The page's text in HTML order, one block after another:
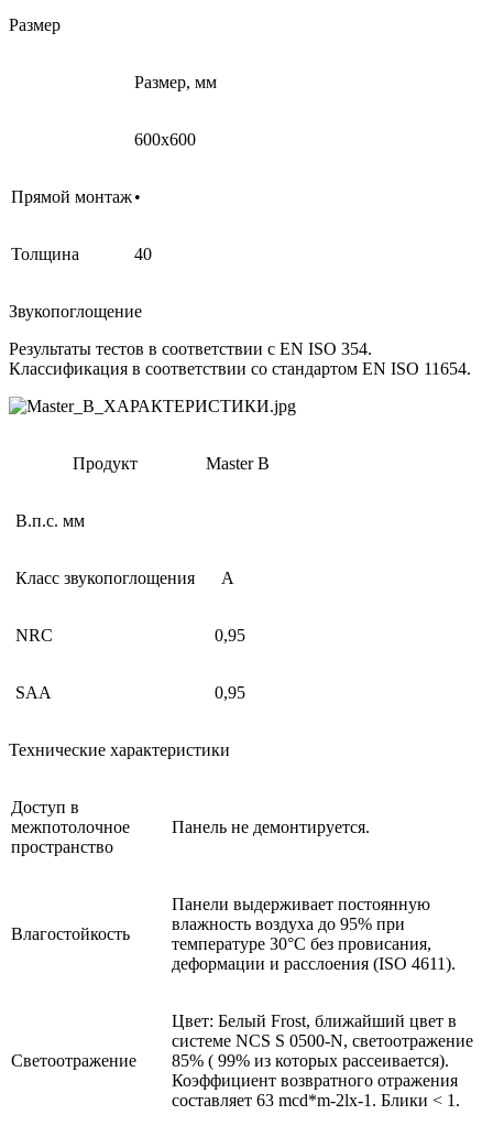
Размер
Размер, мм
600x600
Прямой монтаж•
Толщина 40
Звукопоглощение
Результаты тестов в соответствии с EN ISO 354.
Классификация в соответствии со стандартом EN ISO 11654.
Продукт Master B
В.п.с. мм
Класс звукопоглощения A
NRC 0,95
SAA 0,95
Технические характеристики
Доступ в
межпотолочное
пространство
Панель не демонтируется.
Влагостойкость
Панели выдерживает постоянную
влажность воздуха до 95% при
температуре 30°C без провисания,
деформации и расслоения (ISO 4611).
Светоотражение
Цвет: Белый Frost, ближайший цвет в
системе NCS S 0500-N, светоотражение
85% ( 99% из которых рассеивается).
Коэффициент возвратного отражения
составляет 63 mcd*m-2lx-1. Блики < 1.